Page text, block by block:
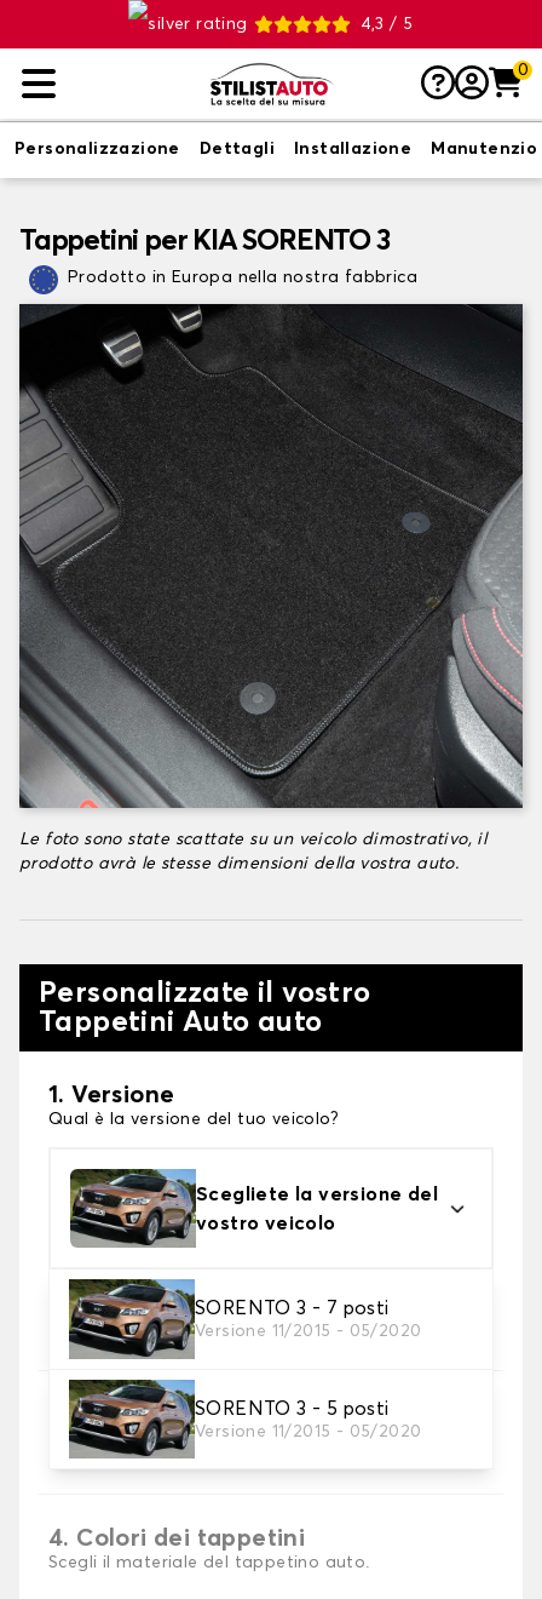
4,3 / 5
0
Personalizzazione Dettagli Installazione
Tappetini per KIA SORENTO 3
Prodotto in Europa nella nostra fabbrica
Le foto sono state scattate su un veicolo dimostrativo, il
prodotto avrà le stesse dimensioni della vostra auto.
Personalizzate il vostro
Tappetini Auto auto
1. Versione
Qual è la versione del tuo veicolo?
Scegliete la versione del
vostro veicolo
SORENTO 3 - 7 posti
Versione 11/2015 - 05/2020
SORENTO 3 - 5 posti
Versione 11/2015 - 05/2020
2. Materiale
Scegli il materiale del tappetini auto
3. Set di tappetini
Selezionare il numero di tappetini per auto
necessari.
4. Colori dei tappetini
Scegli il materiale del tappetino auto.